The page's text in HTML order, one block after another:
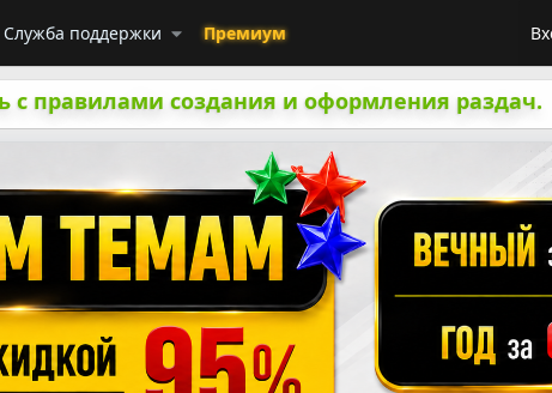
Служба поддержки Премиум
с правилами создания и оформления раздач.